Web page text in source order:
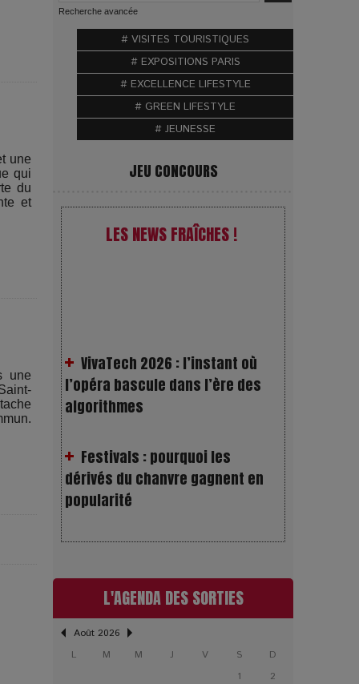
une
qui
du
et
une
Recherche avancée
# VISITES TOURISTIQUES
# EXPOSITIONS PARIS
# EXCELLENCE LIFESTYLE
# GREEN LIFESTYLE
# JEUNESSE
JEU CONCOURS
LES NEWS FRAÎCHES !
algorithmes
Festivals : pourquoi les
popularité
Les Rayons et les Ombres :
?
Gourou : quand le business du
bonheur devient un thriller
LOL 2.0 : aimer, grandir et se
L'AGENDA DES SORTIES
Août 2026
L
M M J V S
D
1
2